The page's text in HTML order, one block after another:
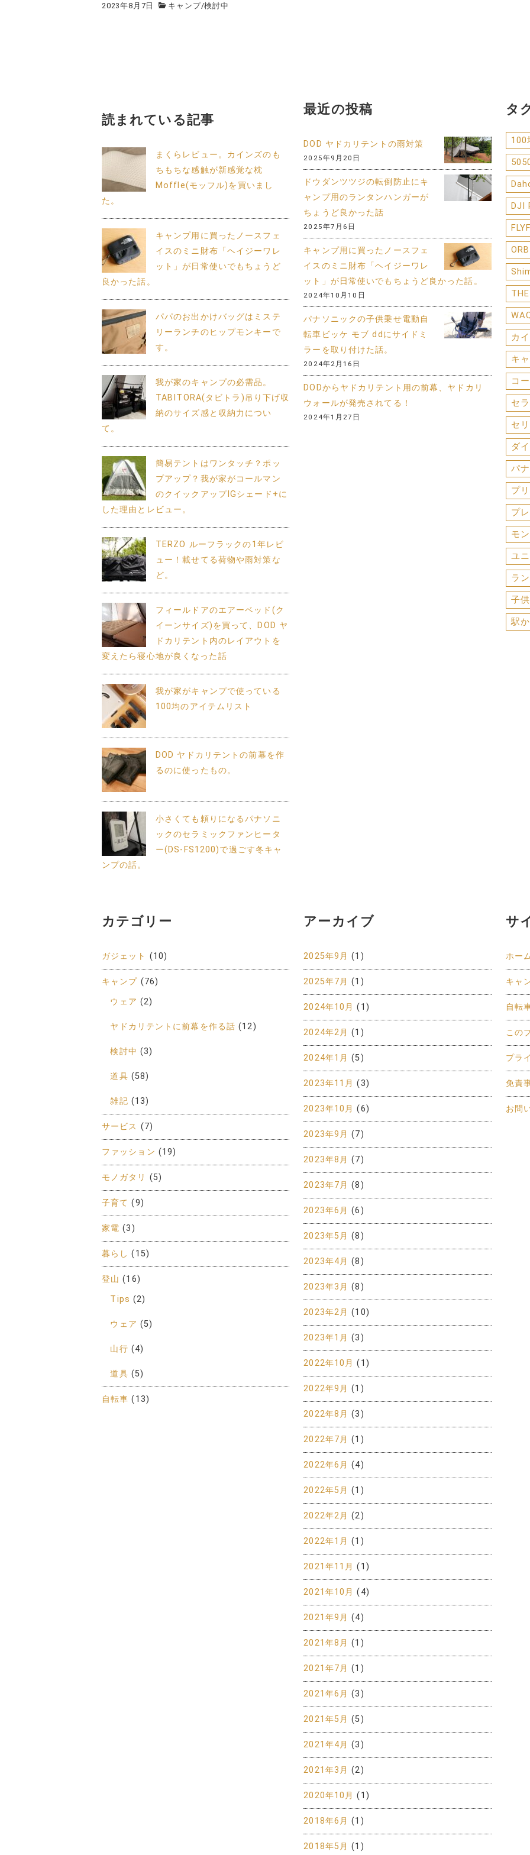
2023年8月7日 キャンプ/検討中
読まれている記事
まくらレビュー。カインズのも
ちもちな感触が新感覚な枕
Moffle(モッフル)を買いまし
た。
キャンプ用に買ったノースフェ
イスのミニ財布「ヘイジーワレ
ット」が日常使いでもちょうど
良かった話。
パパのお出かけバッグはミステ
リーランチのヒップモンキーで
す。
我が家のキャンプの必需品。
TABITORA(タビトラ)吊り下げ収
納のサイズ感と収納力につい
て。
簡易テントはワンタッチ？ポッ
プアップ？我が家がコールマン
のクイックアップIGシェード+に
した理由とレビュー。
TERZO ルーフラックの1年レビ
ュー！載せてる荷物や雨対策な
ど。
フィールドアのエアーベッド(ク
イーンサイズ)を買って、DOD ヤ
ドカリテント内のレイアウトを
変えたら寝心地が良くなった話
我が家がキャンプで使っている
100均のアイテムリスト
DOD ヤドカリテントの前幕を作
るのに使ったもの。
小さくても頼りになるパナソニ
ックのセラミックファンヒータ
ー(DS-FS1200)で過ごす冬キャ
ンプの話。
最近の投稿
DOD ヤドカリテントの雨対策
2025年9月20日
ドウダンツツジの転倒防止にキ
ャンプ用のランタンハンガーが
ちょうど良かった話
2025年7月6日
キャンプ用に買ったノースフェ
イスのミニ財布「ヘイジーワレ
ット」が日常使いでもちょうど良かった話。
2024年10月10日
パナソニックの子供乗せ電動自
転車ビッケ モブ ddにサイドミ
ラーを取り付けた話。
2024年2月16日
DODからヤドカリテント用の前幕、ヤドカリ
ウォールが発売されてる！
2024年1月27日
タ
100
DJI
カ
キ
コ
セ
セ
ダ
パ
プ
プ
モ
ユ
ラ
子
駅
カテゴリー
ガジェット (10)
キャンプ (76)
ウェア (2)
ヤドカリテントに前幕を作る話 (12)
検討中 (3)
道具 (58)
雑記 (13)
サービス (7)
ファッション (19)
モノガタリ (5)
子育て (9)
家電 (3)
暮らし (15)
登山 (16)
Tips (2)
ウェア (5)
山行 (4)
道具 (5)
自転車 (13)
アーカイブ
2025年9月 (1)
2025年7月 (1)
2024年10月 (1)
2024年2月 (1)
2024年1月 (5)
2023年11月 (3)
2023年10月 (6)
2023年9月 (7)
2023年8月 (7)
2023年7月 (8)
2023年6月 (6)
2023年5月 (8)
2023年4月 (8)
2023年3月 (8)
2023年2月 (10)
2023年1月 (3)
2022年10月 (1)
2022年9月 (1)
2022年8月 (3)
2022年7月 (1)
2022年6月 (4)
2022年5月 (1)
2022年2月 (2)
2022年1月 (1)
2021年11月 (1)
2021年10月 (4)
2021年9月 (4)
2021年8月 (1)
2021年7月 (1)
2021年6月 (3)
2021年5月 (5)
2021年4月 (3)
2021年3月 (2)
2020年10月 (1)
2018年6月 (1)
2018年5月 (1)
サ
ホー
キャ
自転
この
プラ
免責
お問